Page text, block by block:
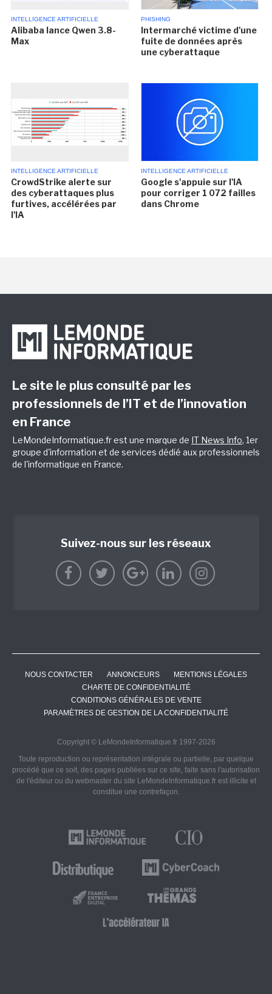
INTELLIGENCE ARTIFICIELLE
Alibaba lance Qwen 3.8-
Max
PHISHING
Intermarché victime d'une
fuite de données après
une cyberattaque
INTELLIGENCE ARTIFICIELLE
CrowdStrike alerte sur
des cyberattaques plus
furtives, accélérées par
l'IA
INTELLIGENCE ARTIFICIELLE
Google s'appuie sur l'IA
pour corriger 1 072 failles
dans Chrome
Le site le plus consulté par les
professionnels de l’IT et de l’innovation
en France
LeMondeInformatique.fr est une marque de IT News Info, 1er
groupe d'information et de services dédié aux professionnels
de l'informatique en France.
Suivez-nous sur les réseaux
NOUS CONTACTER ANNONCEURS
MENTIONS LÉGALES
CHARTE DE CONFIDENTIALITÉ
CONDITIONS GÉNÉRALES DE VENTE
PARAMÈTRES DE GESTION DE LA CONFIDENTIALITÉ
Copyright © LeMondeInformatique.fr 1997-2026
Toute reproduction ou représentation intégrale ou partielle, par quelque
procédé que ce soit, des pages publiées sur ce site, faite sans l'autorisation
de l'éditeur ou du webmaster du site LeMondeInformatique.fr est illicite et
constitue une contrefaçon.